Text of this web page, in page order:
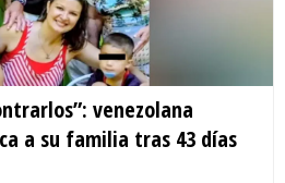
venezolana
a su familia tras 43 días